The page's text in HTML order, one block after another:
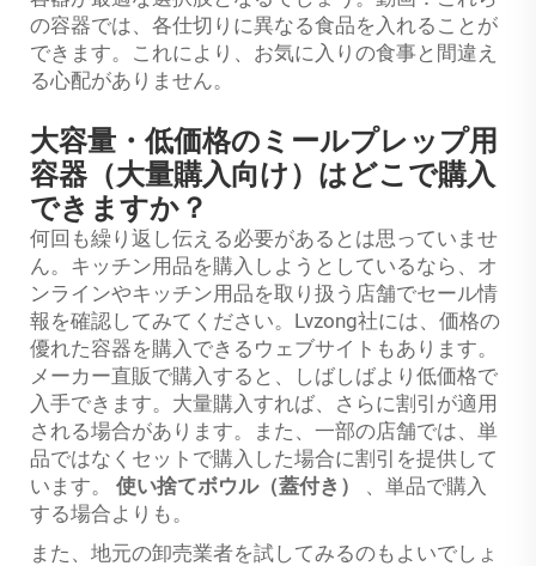
の容器では、各仕切りに異なる食品を入れることが
できます。これにより、お気に入りの食事と間違え
る心配がありません。
大容量・低価格のミールプレップ用
容器（大量購入向け）はどこで購入
できますか？
何回も繰り返し伝える必要があるとは思っていませ
ん。キッチン用品を購入しようとしているなら、オ
ンラインやキッチン用品を取り扱う店舗でセール情
報を確認してみてください。Lvzong社には、価格の
優れた容器を購入できるウェブサイトもあります。
メーカー直販で購入すると、しばしばより低価格で
入手できます。大量購入すれば、さらに割引が適用
される場合があります。また、一部の店舗では、単
品ではなくセットで購入した場合に割引を提供して
います。 使い捨てボウル（蓋付き）
、単品で購入
する場合よりも。
また、地元の卸売業者を試してみるのもよいでしょ